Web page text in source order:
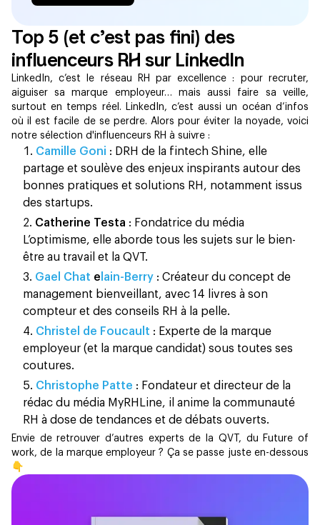
Top 5 (et c’est pas fini) des
influenceurs RH sur LinkedIn
LinkedIn, c’est le réseau RH par excellence : pour recruter,
aiguiser sa marque employeur… mais aussi faire sa veille,
surtout en temps réel. LinkedIn, c’est aussi un océan d’infos
où il est facile de se perdre. Alors pour éviter la noyade, voici
notre sélection d'influenceurs RH à suivre :
Camille Goni : DRH de la fintech Shine, elle
partage et soulève des enjeux inspirants autour des
bonnes pratiques et solutions RH, notamment issus
des startups.
Catherine Testa : Fondatrice du média
L’optimisme, elle aborde tous les sujets sur le bien-
être au travail et la QVT.
Gael Chat e lain-Berry : Créateur du concept de
management bienveillant, avec 14 livres à son
compteur et des conseils RH à la pelle.
Christel de Foucault : Experte de la marque
employeur (et la marque candidat) sous toutes ses
coutures.
Christophe Patte : Fondateur et directeur de la
rédac du média MyRHLine, il anime la communauté
RH à dose de tendances et de débats ouverts.
Envie de retrouver d’autres experts de la QVT, du Future of
work, de la marque employeur ? Ça se passe juste en-dessous
👇